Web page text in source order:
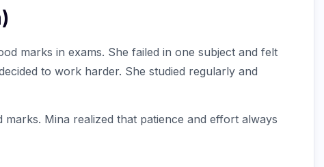
marks in exams. She failed in one subject and felt
to work harder. She studied regularly and
Mina realized that patience and effort always